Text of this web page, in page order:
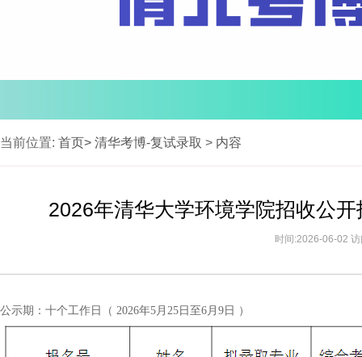
当前位置: 首页> 清华考博-复试录取 > 内容
2026年清华大学环境学院招收公
时间:2026-06-02
公示期：十个工作日（ 2026年5月25日至6月9日 ）